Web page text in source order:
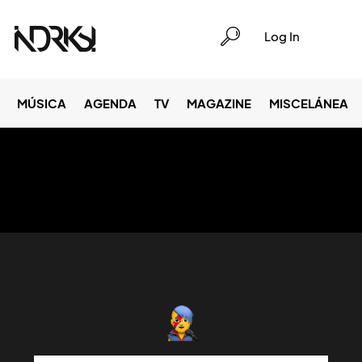
Log In
MÚSICA AGENDA TV MAGAZINE MISCELÁNEA